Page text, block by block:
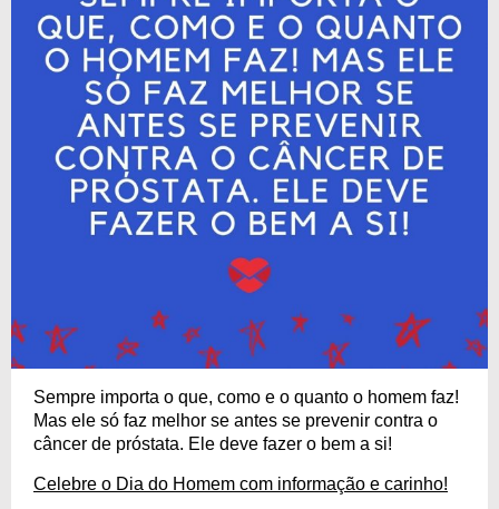
Sempre importa o que, como e o quanto o homem faz!
Mas ele só faz melhor se antes se prevenir contra o
câncer de próstata. Ele deve fazer o bem a si!
Celebre o Dia do Homem com informação e carinho!